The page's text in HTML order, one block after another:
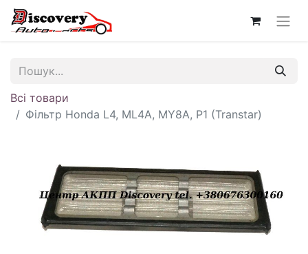
Всі товари
Фільтр Honda L4, ML4A, MY8A, P1 (Transtar)